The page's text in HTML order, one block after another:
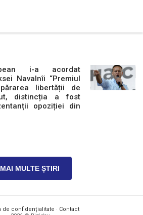
i-a acordat
Navalnîi “Premiul
libertății de
distincția a fost
opoziției din
MAI MULTE ȘTIRI
de confidențialitate · Contact